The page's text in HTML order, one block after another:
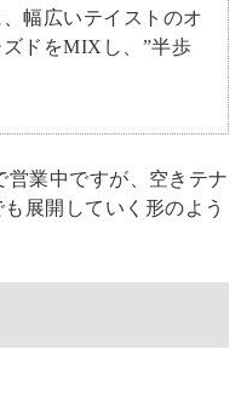
幅広いテイストのオ
ドをMIXし、”半歩
営業中ですが、空きテナ
展開していく形のよう